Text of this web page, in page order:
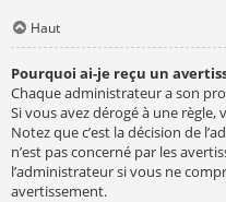
Haut
Pourquoi ai-je reçu un
Chaque administrateur a son
Si vous avez dérogé à une
Notez que c’est la décision de
n’est pas concerné par les
l’administrateur si vous ne
avertissement.